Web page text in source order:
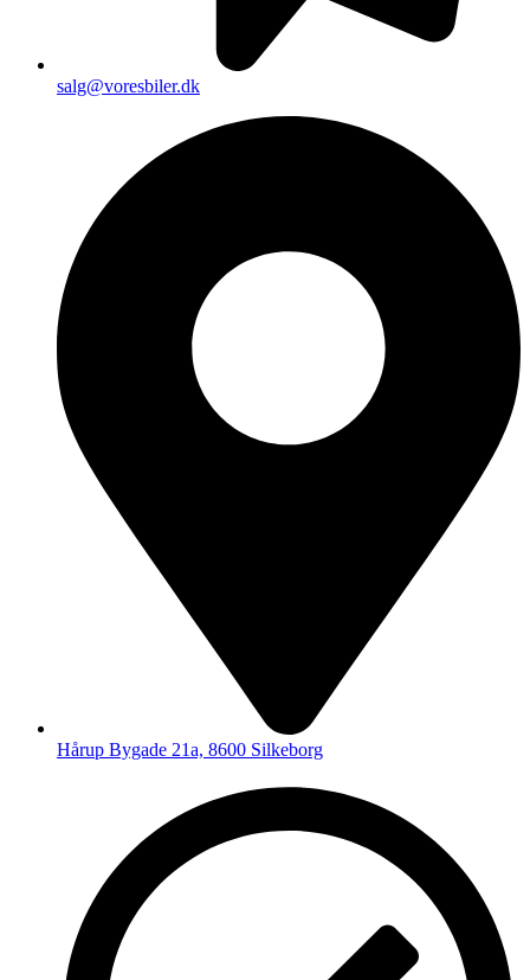
salg@voresbiler.dk
Hårup Bygade 21a, 8600 Silkeborg